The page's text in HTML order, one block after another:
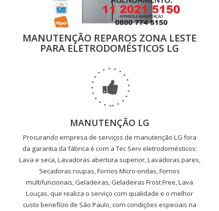
MANUTENÇÃO REPAROS ZONA LESTE
PARA ELETRODOMÉSTICOS LG
MANUTENÇÃO LG
Procurando empresa de serviços de manutenção LG fora
da garantia da fábrica é com a Tec Serv eletrodomésticos:
Lava e seca, Lavadoras abertura superior, Lavadoras pares,
Secadoras roupas, Fornos Micro-ondas, Fornos
multifuncionais, Geladeiras, Geladeiras Frost Free, Lava
Louças, que realiza o serviço com qualidade e o melhor
custo benefício de São Paulo, com condições especiais na